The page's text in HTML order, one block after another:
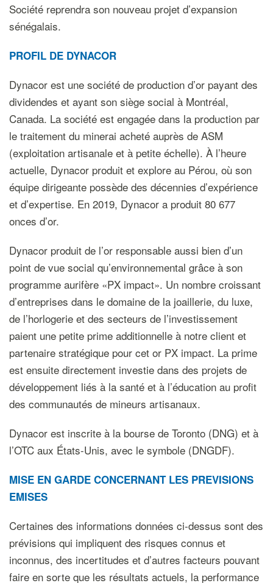
Société reprendra son nouveau projet d’expansion
sénégalais.
PROFIL DE DYNACOR
Dynacor est une société de production d’or payant des
dividendes et ayant son siège social à Montréal,
Canada. La société est engagée dans la production par
le traitement du minerai acheté auprès de ASM
(exploitation artisanale et à petite échelle). À l’heure
actuelle, Dynacor produit et explore au Pérou, où son
équipe dirigeante possède des décennies d’expérience
et d’expertise. En 2019, Dynacor a produit 80 677
onces d’or.
Dynacor produit de l’or responsable aussi bien d’un
point de vue social qu’environnemental grâce à son
programme aurifère «PX impact». Un nombre croissant
d’entreprises dans le domaine de la joaillerie, du luxe,
de l’horlogerie et des secteurs de l’investissement
paient une petite prime additionnelle à notre client et
partenaire stratégique pour cet or PX impact. La prime
est ensuite directement investie dans des projets de
développement liés à la santé et à l’éducation au profit
des communautés de mineurs artisanaux.
Dynacor est inscrite à la bourse de Toronto (DNG) et à
l’OTC aux États-Unis, avec le symbole (DNGDF).
MISE EN GARDE CONCERNANT LES PREVISIONS
EMISES
Certaines des informations données ci-dessus sont des
prévisions qui impliquent des risques connus et
inconnus, des incertitudes et d’autres facteurs pouvant
faire en sorte que les résultats actuels, la performance